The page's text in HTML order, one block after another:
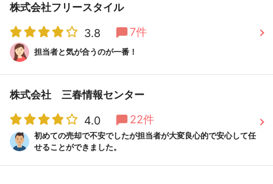
株式会社フリースタイル
3.8 7件
担当者と気が合うのが一番！
株式会社 三春情報センター
4.0 22件
初めての売却で不安でしたが担当者が大変良心的で安心して任
せることができました。